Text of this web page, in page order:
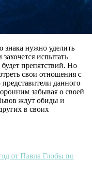
знака нужно уделить
испытать
препятствий. Но
свои отношения с
данного
забывая о своей
ждут обиды и
в своих